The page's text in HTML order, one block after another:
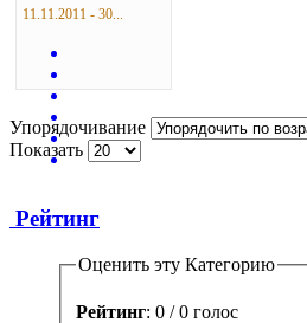
11.11.2011 - 30...
Упорядочивание
Показать
Рейтинг
Оценить эту Категорию
Рейтинг: 0 / 0 голос